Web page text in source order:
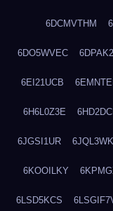
6DCMVTHM
6DO5WVEC
6EI21UCB
6H6L0Z3E
6JGSI1UR
6KOOILKY
6LSD5KCS